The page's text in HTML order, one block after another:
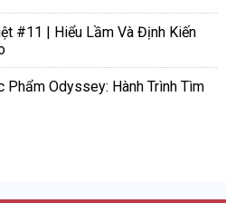
#11 | Hiểu Lầm Và Định Kiến
Phẩm Odyssey: Hành Trình Tìm